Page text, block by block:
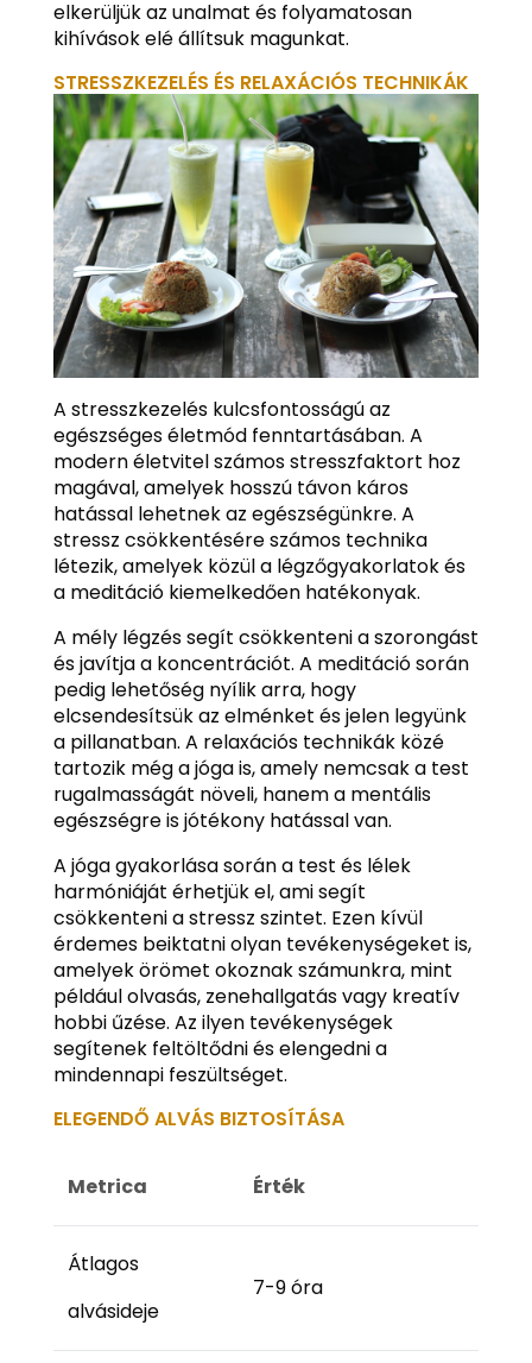
elkerüljük az unalmat és folyamatosan
kihívások elé állítsuk magunkat.
STRESSZKEZELÉS ÉS RELAXÁCIÓS TECHNIKÁK
A stresszkezelés kulcsfontosságú az
egészséges életmód fenntartásában. A
modern életvitel számos stresszfaktort hoz
magával, amelyek hosszú távon káros
hatással lehetnek az egészségünkre. A
stressz csökkentésére számos technika
létezik, amelyek közül a légzőgyakorlatok és
a meditáció kiemelkedően hatékonyak.
A mély légzés segít csökkenteni a szorongást
és javítja a koncentrációt. A meditáció során
pedig lehetőség nyílik arra, hogy
elcsendesítsük az elménket és jelen legyünk
a pillanatban. A relaxációs technikák közé
tartozik még a jóga is, amely nemcsak a test
rugalmasságát növeli, hanem a mentális
egészségre is jótékony hatással van.
A jóga gyakorlása során a test és lélek
harmóniáját érhetjük el, ami segít
csökkenteni a stressz szintet. Ezen kívül
érdemes beiktatni olyan tevékenységeket is,
amelyek örömet okoznak számunkra, mint
például olvasás, zenehallgatás vagy kreatív
hobbi űzése. Az ilyen tevékenységek
segítenek feltöltődni és elengedni a
mindennapi feszültséget.
ELEGENDŐ ALVÁS BIZTOSÍTÁSA
Metrica Érték
Átlagos
alvásideje
7-9 óra